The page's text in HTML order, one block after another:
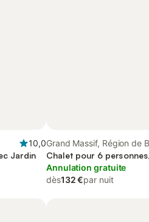
10,0
Jardin
Grand Massif, Région de
Chalet pour 6
Annulation gratuite
dès132 €par nuit